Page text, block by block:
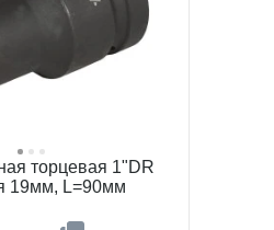
торцевая 1"DR
19мм, L=90мм